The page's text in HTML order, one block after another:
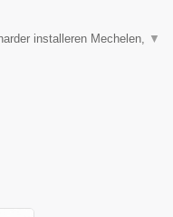
installeren Mechelen, ▼